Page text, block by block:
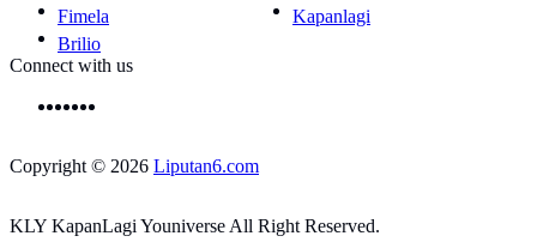
Fimela
Kapanlagi
Brilio
Connect with us
Copyright © 2026 Liputan6.com
KLY KapanLagi Youniverse All Right Reserved.